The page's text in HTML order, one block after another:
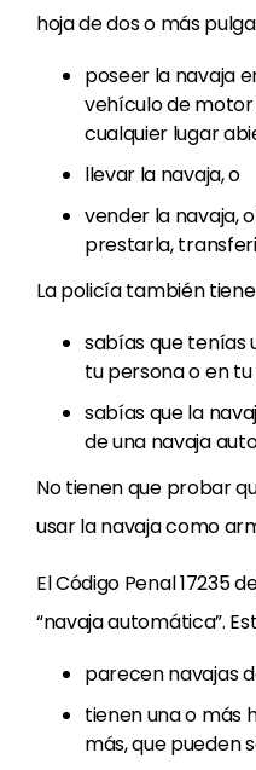
hoja de dos o más
poseer la navaja
vehículo de motor
cualquier lugar
llevar la navaja, o
vender la navaja,
prestarla,
La policía también
sabías que tenías
tu persona o en
sabías que la
de una navaja
No tienen que probar
usar la navaja como
El Código Penal 17235
“navaja automática”.
parecen navajas
tienen una o más
más, que pueden